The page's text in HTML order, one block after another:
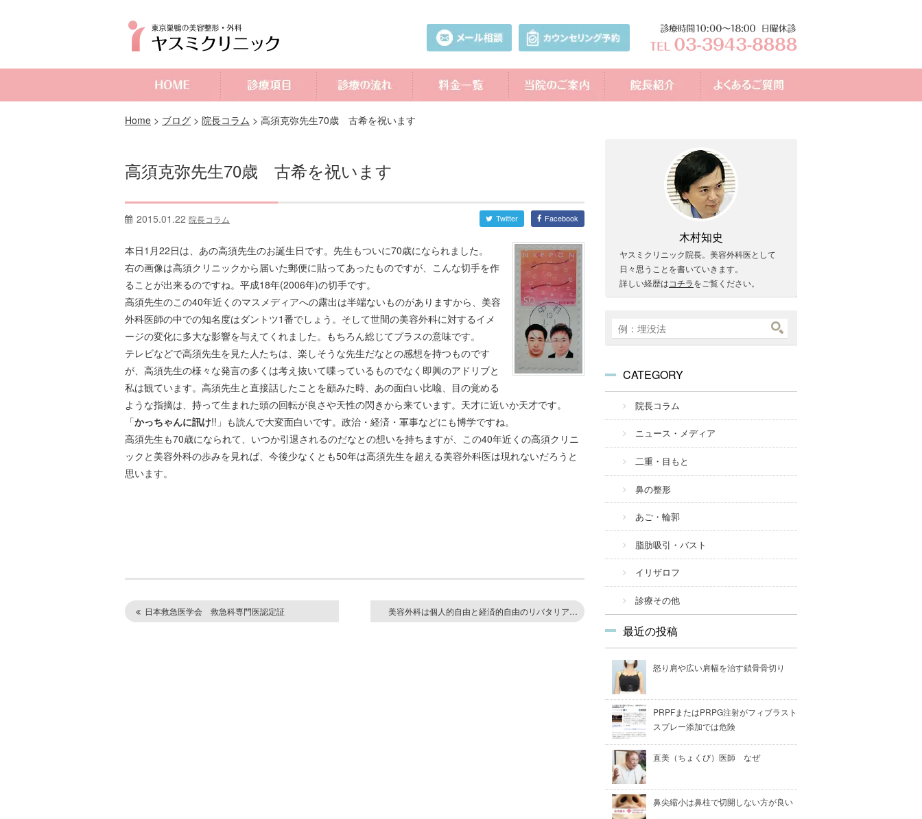
Home > ブログ > 院長コラム > 高須克弥先生70歳 古希を祝います
高須克弥先生70歳 古希を祝います
2015.01.22 院長コラム Twitter Facebook
本日1月22日は、あの高須先生のお誕生日です。先生もついに70歳になられました。
右の画像は高須クリニックから届いた郵便に貼ってあったものですが、こんな切手を作
ることが出来るのですね。平成18年(2006年)の切手です。
高須先生のこの40年近くのマスメディアへの露出は半端ないものがありますから、美容
外科医師の中での知名度はダントツ1番でしょう。そして世間の美容外科に対するイメ
ージの変化に多大な影響を与えてくれました。もちろん総じてプラスの意味です。
テレビなどで高須先生を見た人たちは、楽しそうな先生だなとの感想を持つものです
が、高須先生の様々な発言の多くは考え抜いて喋っているものでなく即興のアドリブと
私は観ています。高須先生と直接話したことを顧みた時、あの面白い比喩、目の覚める
ような指摘は、持って生まれた頭の回転が良さや天性の閃きから来ています。天才に近いか天才です。
「かっちゃんに訊け!!」も読んで大変面白いです。政治・経済・軍事などにも博学ですね。
高須先生も70歳になられて、いつか引退されるのだなとの想いを持ちますが、この40年近くの高須クリニ
ックと美容外科の歩みを見れば、今後少なくとも50年は高須先生を超える美容外科医は現れないだろうと
思います。
日本救急医学会 救急科専門医認定証 美容外科は個人的自由と経済的自由のリバタリア…
木村知史
ヤスミクリニック院長。美容外科医として
日々思うことを書いていきます。
詳しい経歴はコチラをご覧ください。
CATEGORY
院長コラム
ニュース・メディア
二重・目もと
鼻の整形
あご・輪郭
脂肪吸引・バスト
イリザロフ
診療その他
最近の投稿
怒り肩や広い肩幅を治す鎖骨骨切り
PRPFまたはPRPG注射がフィブラスト
スプレー添加では危険
直美（ちょくび）医師 なぜ
鼻尖縮小は鼻柱で切開しない方が良い